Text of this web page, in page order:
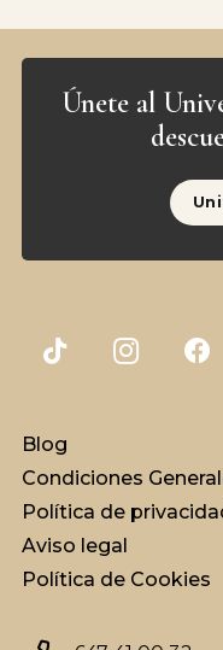
Únete al
Blog
Condiciones
Política de
Aviso legal
Política de Cookies